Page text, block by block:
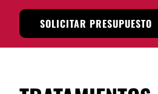
SOLICITAR PRESUPUESTO